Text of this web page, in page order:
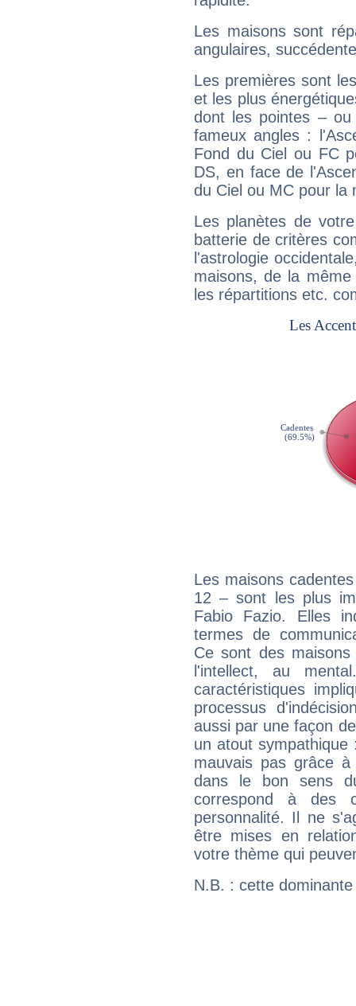
Les maisons sont
angulaires,
Les premières sont
et les plus
dont les pointes –
fameux angles :
Fond du Ciel ou FC
DS, en face de
du Ciel ou MC pour la
Les planètes de
batterie de critères
l'astrologie
maisons, de la
les répartitions etc.
Les maisons
12 – sont les plus
Fabio Fazio. Elles
termes de
Ce sont des
l'intellect, au
caractéristiques
processus
aussi par une façon
un atout
mauvais pas grâce
dans le bon sens
correspond à des
personnalité. Il ne
être mises en
votre thème qui
N.B. : cette